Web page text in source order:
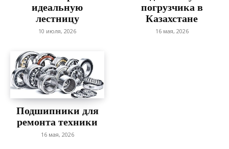
идеальную
лестницу
10 июля, 2026
погрузчика в
Казахстане
16 мая, 2026
Подшипники для
ремонта техники
16 мая, 2026